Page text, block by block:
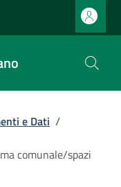
e Dati /
comunale/spazi